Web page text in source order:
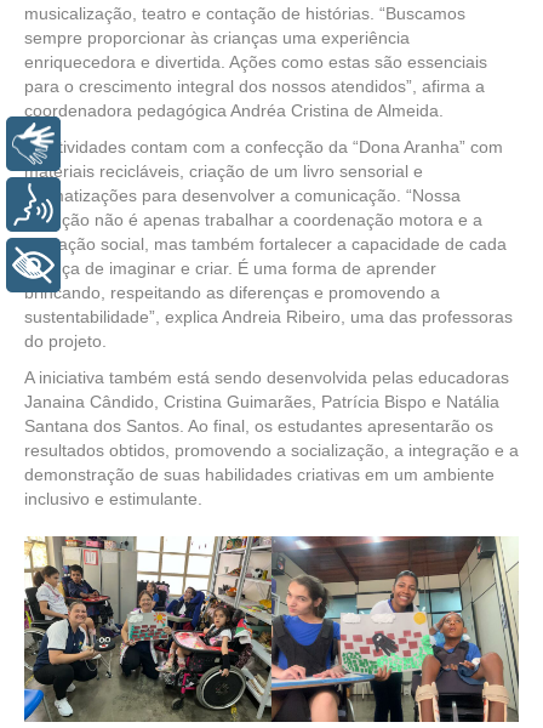
musicalização, teatro e contação de histórias. “Buscamos
sempre proporcionar às crianças uma experiência
enriquecedora e divertida. Ações como estas são essenciais
para o crescimento integral dos nossos atendidos”, afirma a
coordenadora pedagógica Andréa Cristina de Almeida.
As atividades contam com a confecção da “Dona Aranha” com
materiais recicláveis, criação de um livro sensorial e
dramatizações para desenvolver a comunicação. “Nossa
intenção não é apenas trabalhar a coordenação motora e a
interação social, mas também fortalecer a capacidade de cada
criança de imaginar e criar. É uma forma de aprender
brincando, respeitando as diferenças e promovendo a
sustentabilidade”, explica Andreia Ribeiro, uma das professoras
do projeto.
A iniciativa também está sendo desenvolvida pelas educadoras
Janaina Cândido, Cristina Guimarães, Patrícia Bispo e Natália
Santana dos Santos. Ao final, os estudantes apresentarão os
resultados obtidos, promovendo a socialização, a integração e a
demonstração de suas habilidades criativas em um ambiente
inclusivo e estimulante.
Libras
Voz
+ Acessibilidade